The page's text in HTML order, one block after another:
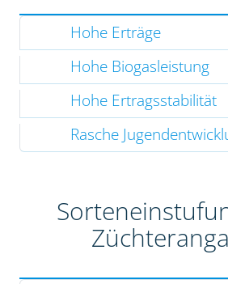
Hohe Erträge
Hohe Biogasleistung
Hohe Ertragsstabilität
Rasche